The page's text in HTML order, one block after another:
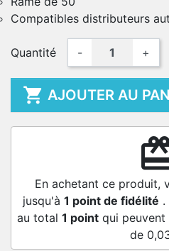
Compatibles distributeurs
Quantité - +
 AJOUTER AU
En achetant ce produit,
jusqu'à 1 point de fidélité .
au total 1 point qui
de